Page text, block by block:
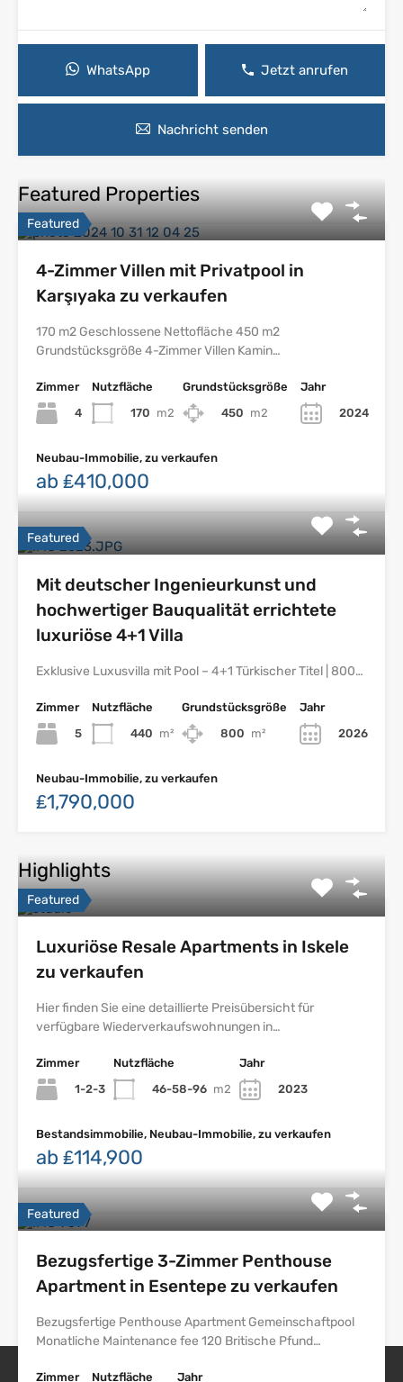
WhatsApp Jetzt anrufen
Nachricht senden
Featured Properties
Featured
4-Zimmer Villen mit Privatpool in
Karşıyaka zu verkaufen
170 m2 Geschlossene Nettofläche 450 m2
Grundstücksgröße 4-Zimmer Villen Kamin…
Zimmer
4
Nutzfläche
170 m2
Grundstücksgröße
450 m2
Jahr
2024
Neubau-Immobilie, zu verkaufen
ab ₤410,000
Featured
Mit deutscher Ingenieurkunst und
hochwertiger Bauqualität errichtete
luxuriöse 4+1 Villa
Exklusive Luxusvilla mit Pool – 4+1 Türkischer Titel | 800…
Zimmer
5
Nutzfläche
440 m²
Grundstücksgröße
800 m²
Jahr
2026
Neubau-Immobilie, zu verkaufen
₤1,790,000
Highlights
Featured
Luxuriöse Resale Apartments in Iskele
zu verkaufen
Hier finden Sie eine detaillierte Preisübersicht für
verfügbare Wiederverkaufswohnungen in…
Zimmer
1-2-3
Nutzfläche
46-58-96 m2
Jahr
2023
Bestandsimmobilie, Neubau-Immobilie, zu verkaufen
ab ₤114,900
Featured
Bezugsfertige 3-Zimmer Penthouse
Apartment in Esentepe zu verkaufen
Bezugsfertige Penthouse Apartment Gemeinschaftpool
Monatliche Maintenance fee 120 Britische Pfund…
Zimmer
Nutzfläche
Jahr